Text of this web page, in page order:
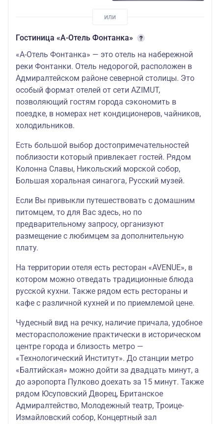
Гостиница «А-Отель Фонтанка»
«А-Отель Фонтанка» — это отель на набережной
реки Фонтанки. Отель недорогой, расположен в
Адмиралтейском районе северной столицы. Это
особый формат отелей от сети AZIMUT,
позволяющий гостям города сэкономить в
поездке, в номерах нет кондиционеров, чайников,
холодильников.
Есть большой выбор достопримечательностей
поблизости который привлекает гостей. Рядом
Колонна Славы, Никольский морской собор,
Большая хоральная синагога, Русский музей.
Если Вы привыкли путешествовать с домашним
питомцем, то для Вас здесь, но по
предварительному запросу, организуют
размещение с любимцем за дополнительную
плату.
На территории отеля есть ресторан «AVENUE», в
котором можно отведать традиционные блюда
русской кухни. Также рядом есть рестораны и
кафе с различной кухней и по приемлемой цене.
Чудесный вид на речку, наличие причала, удобное
месторасположение практически в историческом
центре города и близость метро —
«Технологический Институт». До станции метро
«Балтийская» можно дойти за двадцать минут, а
до аэропорта Пулково доехать за 15 минут. Также
рядом Юсуповский Дворец, Британское
Адмиралтейство, Молодежный театр, Троице-
Измайловский собор, Концертный зал